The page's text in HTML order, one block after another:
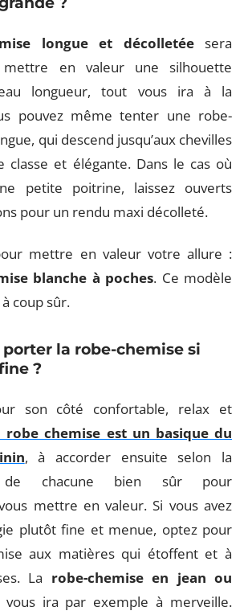
longue et décolletéesera
en valeur une silhouette
longueur, tout vous ira à la
pouvez même tenter une robe-
qui descend jusqu’aux chevilles
classe et élégante. Dans le cas où
petite poitrine, laissez ouverts
pour un rendu maxi décolleté.
mettre en valeur votre allure :
blanche à poches. Ce modèle
coup sûr.
la robe-chemise si
?
son côté confortable, relax et
robe chemise est un basique du
, à accorder ensuite selon la
de chacune bien sûr pour
mettre en valeur. Si vous avez
plutôt fine et menue, optez pour
aux matières qui étoffent et à
La robe-chemise en jean ou
vous ira par exemple à merveille.